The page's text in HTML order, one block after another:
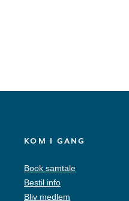
KOM I GANG
Book samtale
Bestil info
Bliv medlem